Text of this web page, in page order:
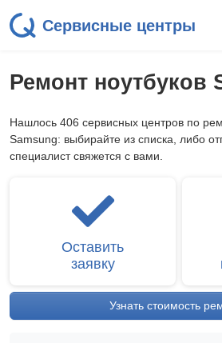
Сервисные центры
Ремонт ноутбуков
Нашлось 406 сервисных центров по
Samsung: выбирайте из списка, либо
специалист свяжется с вами.
Оставить
заявку
Узнать стоимость